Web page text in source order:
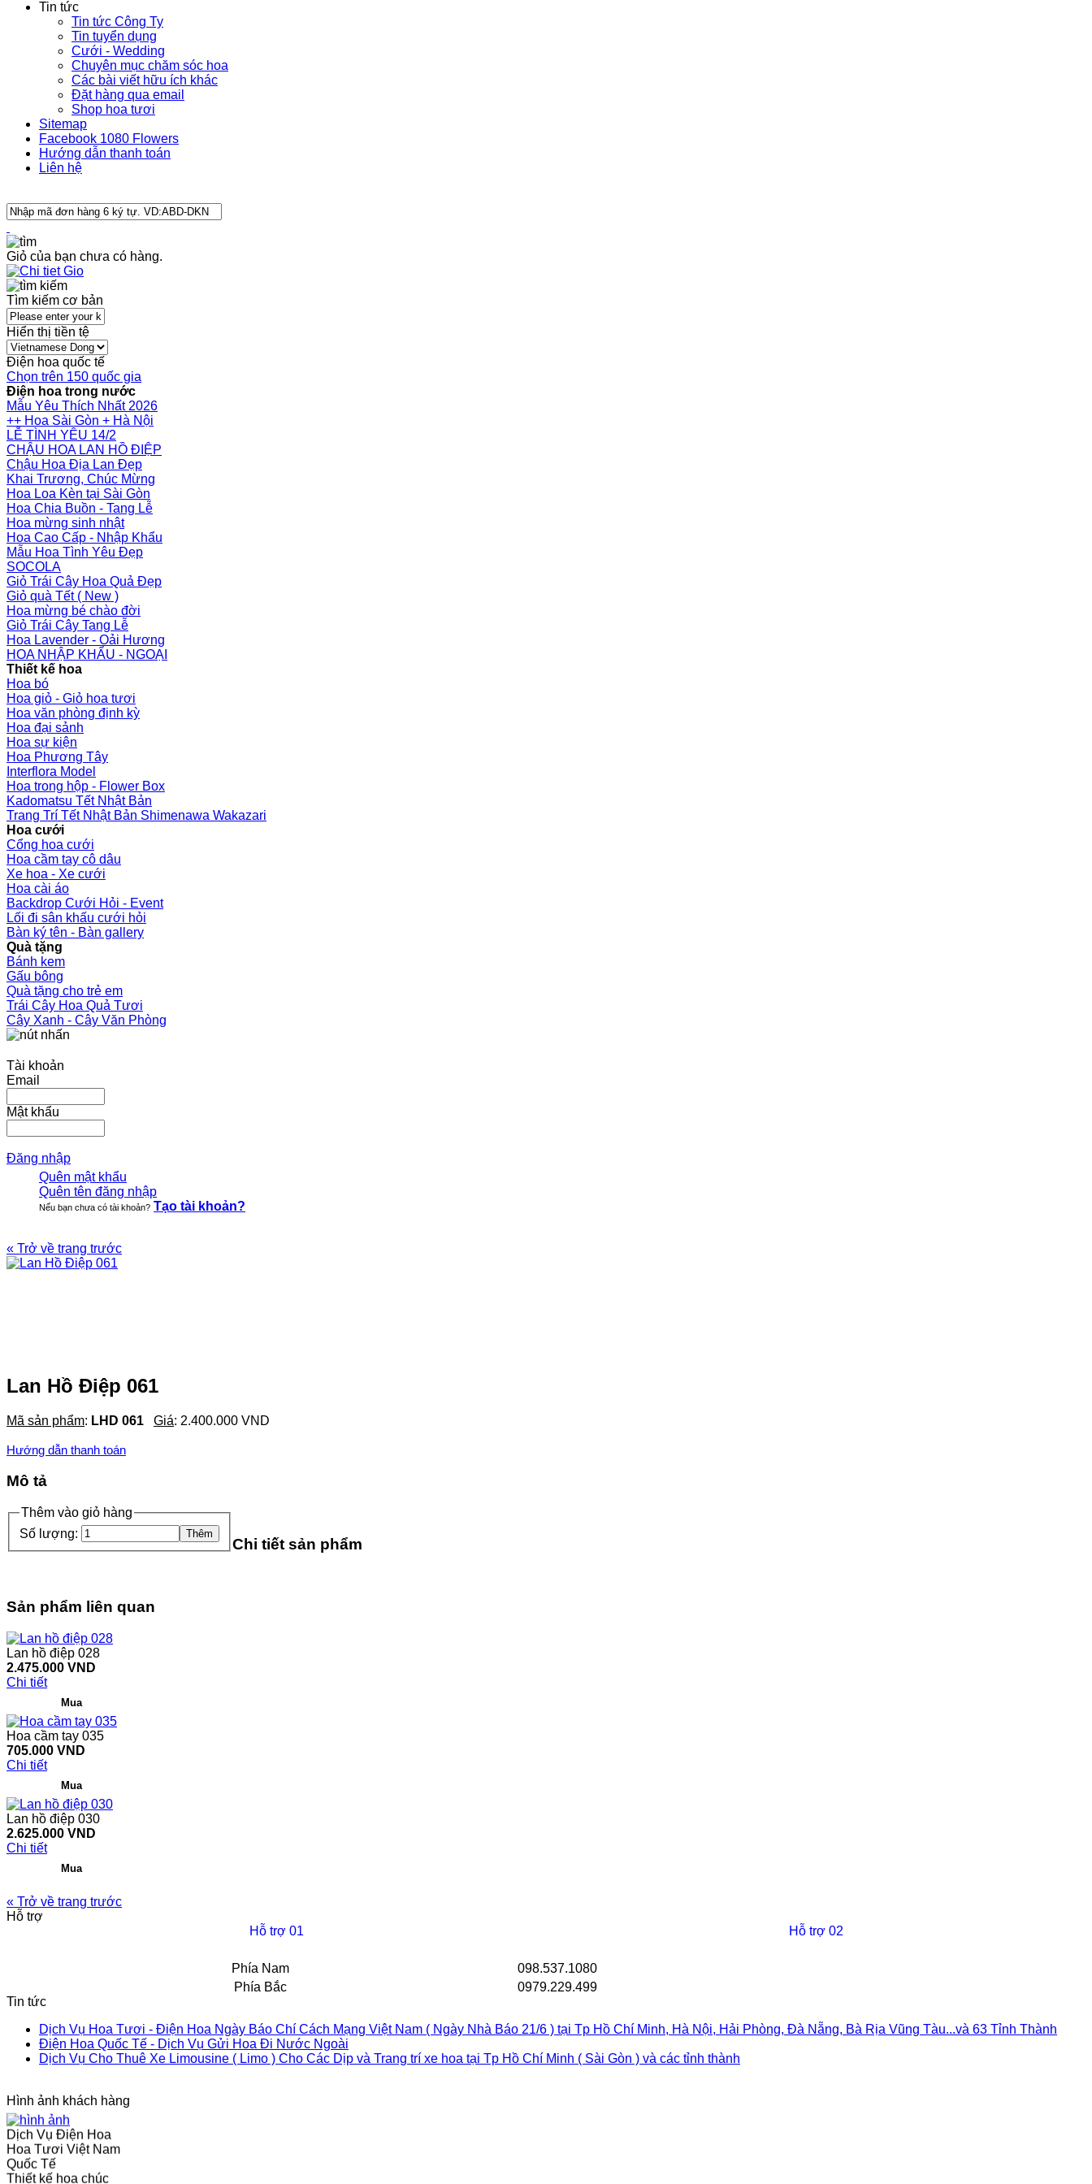
Tin tức
Tin tức Công Ty
Tin tuyển dụng
Cưới - Wedding
Chuyên mục chăm sóc hoa
Các bài viết hữu ích khác
Đặt hàng qua email
Shop hoa tươi
Sitemap
Facebook 1080 Flowers
Hướng dẫn thanh toán
Liên hệ
Giỏ của bạn chưa có hàng.
Tìm kiếm cơ bản
Hiển thị tiền tệ
Điện hoa quốc tế
Chọn trên 150 quốc gia
Điện hoa trong nước
Mẫu Yêu Thích Nhất 2026
++ Hoa Sài Gòn + Hà Nội
LỄ TÌNH YÊU 14/2
CHẬU HOA LAN HỒ ĐIỆP
Chậu Hoa Địa Lan Đẹp
Khai Trương, Chúc Mừng
Hoa Loa Kèn tại Sài Gòn
Hoa Chia Buồn - Tang Lễ
Hoa mừng sinh nhật
Hoa Cao Cấp - Nhập Khẩu
Mẫu Hoa Tình Yêu Đẹp
SOCOLA
Giỏ Trái Cây Hoa Quả Đẹp
Giỏ quà Tết ( New )
Hoa mừng bé chào đời
Giỏ Trái Cây Tang Lễ
Hoa Lavender - Oải Hương
HOA NHẬP KHẨU - NGOẠI
Thiết kế hoa
Hoa bó
Hoa giỏ - Giỏ hoa tươi
Hoa văn phòng định kỳ
Hoa đại sảnh
Hoa sự kiện
Hoa Phương Tây
Interflora Model
Hoa trong hộp - Flower Box
Kadomatsu Tết Nhật Bản
Trang Trí Tết Nhật Bản Shimenawa Wakazari
Hoa cưới
Cổng hoa cưới
Hoa cầm tay cô dâu
Xe hoa - Xe cưới
Hoa cài áo
Backdrop Cưới Hỏi - Event
Lối đi sân khấu cưới hỏi
Bàn ký tên - Bàn gallery
Quà tặng
Bánh kem
Gấu bông
Quà tặng cho trẻ em
Trái Cây Hoa Quả Tươi
Cây Xanh - Cây Văn Phòng
Tài khoản
Email
Mật khẩu
Đăng nhập
Quên mật khẩu
Quên tên đăng nhập
Nếu bạn chưa có tài khoản? Tạo tài khoản?
« Trở về trang trước
Lan Hồ Điệp 061
Mã sản phẩm: LHD 061 Giá: 2.400.000 VND
Hướng dẫn thanh toán
Mô tả
Thêm vào giỏ hàng
Số lượng:
Chi tiết sản phẩm
Sản phẩm liên quan
Lan hồ điệp 028
2.475.000 VND
Chi tiết
Hoa cầm tay 035
705.000 VND
Chi tiết
Lan hồ điệp 030
2.625.000 VND
Chi tiết
« Trở về trang trước
Hỗ trợ
Hỗ trợ 01
Hỗ trợ 02
Phía Nam
098.537.1080
Phía Bắc
0979.229.499
Tin tức
Dịch Vụ Hoa Tươi - Điện Hoa Ngày Báo Chí Cách Mạng Việt Nam ( Ngày Nhà Báo 21/6 ) tại Tp Hồ Chí Minh, Hà Nội, Hải Phòng, Đà Nẵng, Bà Rịa Vũng Tàu...và 63 Tỉnh Thành
Điện Hoa Quốc Tế - Dịch Vụ Gửi Hoa Đi Nước Ngoài
Dịch Vụ Cho Thuê Xe Limousine ( Limo ) Cho Các Dịp và Trang trí xe hoa tại Tp Hồ Chí Minh ( Sài Gòn ) và các tỉnh thành
Hình ảnh khách hàng
đẹp thực hiện bới Hoa
Tươi 1080
Chậu Lan Hồ Điệp Tết
Nguyên Đán 2016
Dịch Vụ Điện Hoa
Hoa Tươi Việt Nam
Quốc Tế
Thiết kế hoa chúc